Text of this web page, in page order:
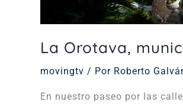
La Orotava,
movingtv / Por Roberto
En nuestro paseo por las